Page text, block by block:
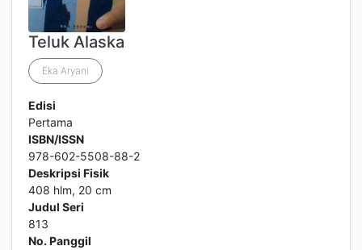
Teluk Alaska
Eka Aryani
Edisi
Pertama
ISBN/ISSN
978-602-5508-88-2
Deskripsi Fisik
408 hlm, 20 cm
Judul Seri
813
No. Panggil